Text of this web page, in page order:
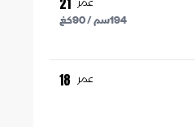
194سم /90كغ
عمر 18